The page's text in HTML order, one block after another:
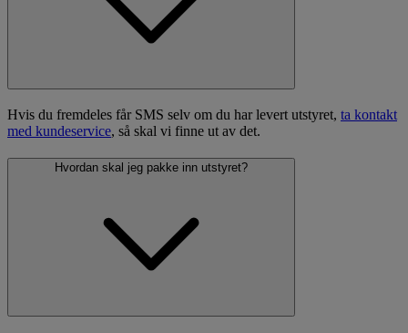
Hvis du fremdeles får SMS selv om du har levert utstyret, ta kontakt
med kundeservice, så skal vi finne ut av det.
Hvordan skal jeg pakke inn utstyret?